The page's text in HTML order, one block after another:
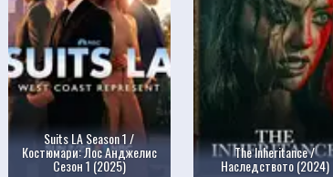
Suits LA Season 1 /
Костюмари: Лос Анджелис
Сезон 1 (2025)
The Inheritance /
Наследството (2024)